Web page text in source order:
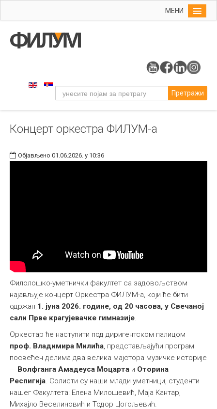
МЕНИ
Упис
Уметност
Музичка уметност
Галерија
Претражи
Концерт оркестра ФИЛУМ-а
Објављено 01.06.2026. у 10:36
Филолошко-уметнички факултет са задовољством
најављује концерт Оркестра ФИЛУМ-а, који ће бити
одржан 1. јуна 2026. године, од 20 часова, у Свечаној
сали Прве крагујевачке гимназије
Оркестар ће наступити под диригентском палицом
проф. Владимира Милића , представљајући програм
посвећен делима два велика мајстора музичке историје
— Волфганга Амадеуса Моцарта и Оторина
Респигија . Солисти су наши млади уметници, студенти
нашег Факултета: Елена Милошевић, Маја Кантар,
Михајло Веселиновић и Тодор Цогољевић.